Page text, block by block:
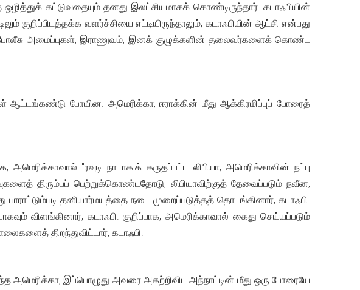
ஒழித்துக் கட்டுவதையும் தனது இலட்சியமாகக் கொண்டிருந்தார். கடாஃபியின்
குறிப்பிடத்தக்க வளர்ச்சியை எட்டியிருந்தாலும், கடாஃபியின் ஆட்சி என்பது
போலீசு அமைப்புகள், இராணுவம், இனக் குழுக்களின் தலைவர்களைக் கொண்ட
ஆட்டங்கண்டு போயின. அமெரிக்கா, ஈராக்கின் மீது ஆக்கிரமிப்புப் போரைத்
"ரவுடி நாடாக'க் கருதப்பட்ட லிபியா, அமெரிக்காவின் நட்பு
திரும்பப் பெற்றுக்கொண்டதோடு, லிபியாவிற்குத் தேவைப்படும் நவீன,
தனியார்மயத்தை நடை முறைப்படுத்தத் தொடங்கினார், கடாஃபி.
விளங்கினார், கடாஃபி. குறிப்பாக, அமெரிக்காவால் கைது செய்யப்படும்
திறந்துவிட்டார், கடாஃபி.
அமெரிக்கா, இப்பொழுது அவரை அகற்றிவிட அந்நாட்டின் மீது ஒரு போரையே